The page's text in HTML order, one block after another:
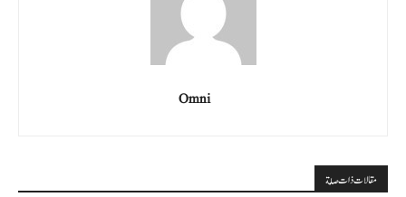
Omni
مقالات ذات صلة